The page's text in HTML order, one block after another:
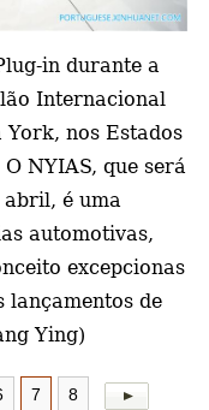
in durante a
Internacional
nos Estados
NYIAS, que será
é uma
automotivas,
excepcionas
lançamentos de
Ying)
7 8